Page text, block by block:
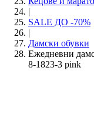
|
SALE ДО -70%
|
Дамски обувки
Ежедневни
8-1823-3 pink